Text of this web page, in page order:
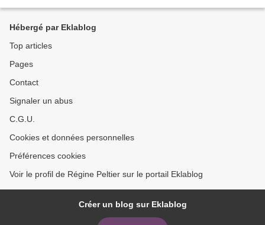
Hébergé par Eklablog
Top articles
Pages
Contact
Signaler un abus
C.G.U.
Cookies et données personnelles
Préférences cookies
Voir le profil de Régine Peltier sur le portail Eklablog
Créer un blog sur Eklablog